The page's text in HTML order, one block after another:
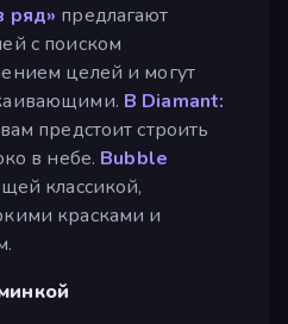
ряд» предлагают
с поиском
целей и могут
В Diamant:
вам предстоит строить
в небе. Bubble
классикой,
красками и